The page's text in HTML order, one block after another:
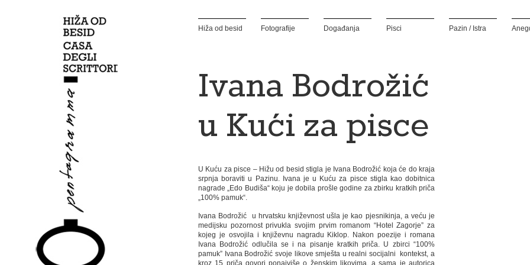
Hiža od besid Fotografije Događanja Pisci Pazin / Istra
Ivana Bodrožić
u Kući za pisce
U Kuću za pisce – Hižu od besid stigla je Ivana Bodrožić koja će do kraja
srpnja boraviti u Pazinu. Ivana je u Kuću za pisce stigla kao dobitnica
nagrade „Edo Budiša“ koju je dobila prošle godine za zbirku kratkih priča
„100% pamuk“.
Ivana Bodrožić u hrvatsku književnost ušla je kao pjesnikinja, a veću je
medijsku pozornost privukla svojim prvim romanom “Hotel Zagorje” za
kojeg je osvojila i književnu nagradu Kiklop. Nakon poezije i romana
Ivana Bodrožić odlučila se i na pisanje kratkih priča. U zbirci “100%
pamuk” Ivana Bodrožić svoje likove smješta u realni socijalni kontekst, a
kroz 15 priča govori ponajviše o ženskim likovima, a sama je autorica